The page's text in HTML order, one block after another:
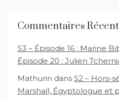
Commentaires
S3 – Épisode 16 : Marine
Épisode 20 : Julien
Mathurin dans S2 – Hors-
Marshall, Égyptologue et